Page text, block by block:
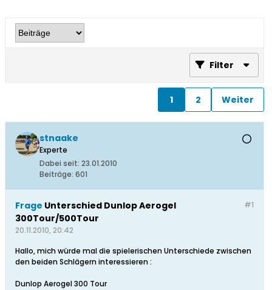
Filter
1 2 Weiter
stnaake
Experte
Dabei seit: 23.01.2010
Beiträge: 601
#1
Frage Unterschied Dunlop Aerogel
300Tour/500Tour
20.11.2010, 20:42
Hallo, mich würde mal die spielerischen Unterschiede zwischen
den beiden Schlägern interessieren :
Dunlop Aerogel 300 Tour